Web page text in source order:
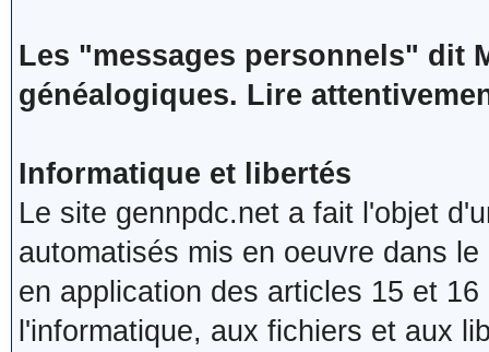
Les "messages personnels" dit
généalogiques. Lire
Informatique et libertés
Le site gennpdc.net a fait l'objet
automatisés mis en oeuvre dans
en application des articles 15 et
l'informatique, aux fichiers et aux